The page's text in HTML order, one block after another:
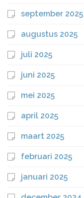
september 2025
augustus 2025
juli 2025
juni 2025
mei 2025
april 2025
maart 2025
februari 2025
januari 2025